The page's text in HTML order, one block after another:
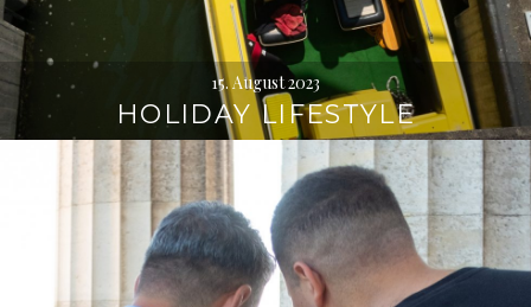
15. August 2023
HOLIDAY LIFESTYLE